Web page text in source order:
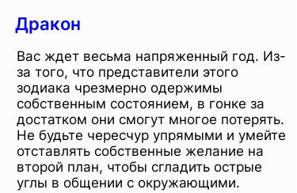
Дракон
Вас ждет весьма напряженный год. Из-
за того, что представители этого
зодиака чрезмерно одержимы
собственным состоянием, в гонке за
достатком они смогут многое потерять.
Не будьте чересчур упрямыми и умейте
отставлять собственные желание на
второй план, чтобы сгладить острые
углы в общении с окружающими.